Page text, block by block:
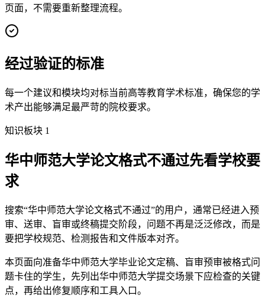
页面，不需要重新整理流程。
经过验证的标准
每一个建议和模块均对标当前高等教育学术标准，确保您的学
术产出能够满足最严苛的院校要求。
知识板块 1
华中师范大学论文格式不通过先看学校要
求
搜索“华中师范大学论文格式不通过”的用户，通常已经进入预
审、送审、盲审或终稿提交阶段，问题不再是泛泛修改，而是
要把学校规范、检测报告和文件版本对齐。
本页面向准备华中师范大学毕业论文定稿、盲审预审被格式问
题卡住的学生，先列出华中师范大学提交场景下应检查的关键
点，再给出修复顺序和工具入口。